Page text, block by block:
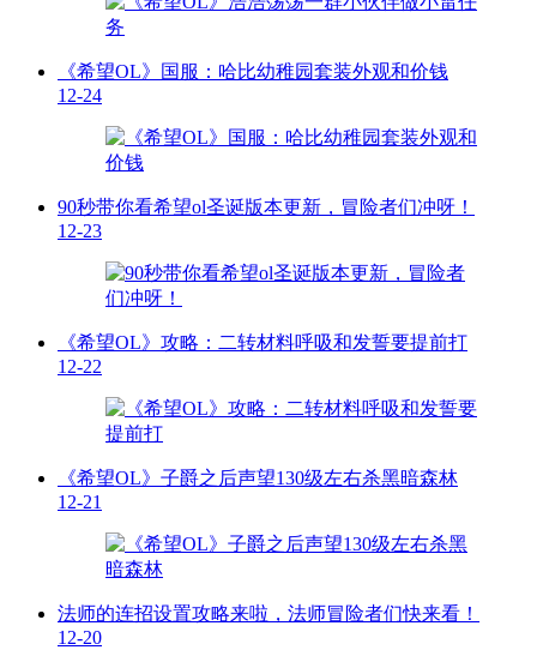
《希望OL》国服：哈比幼稚园套装外观和价钱
12-24
90秒带你看希望ol圣诞版本更新，冒险者们冲呀！
12-23
《希望OL》攻略：二转材料呼吸和发誓要提前打
12-22
《希望OL》子爵之后声望130级左右杀黑暗森林
12-21
法师的连招设置攻略来啦，法师冒险者们快来看！
12-20